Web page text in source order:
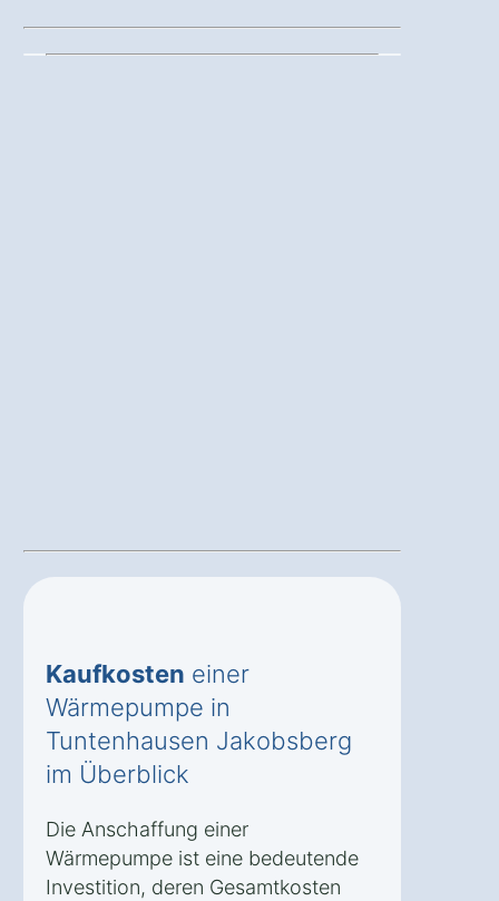
Kaufkosten einer
Wärmepumpe in
Tuntenhausen Jakobsberg
im Überblick
Die Anschaffung einer
Wärmepumpe ist eine bedeutende
Investition, deren Gesamtkosten